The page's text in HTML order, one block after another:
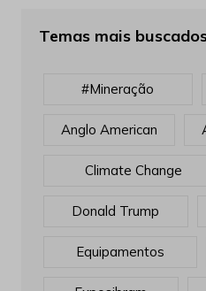
Temas mais
#mineração
Anglo American
Climate Change
Donald Trump
Equipamentos